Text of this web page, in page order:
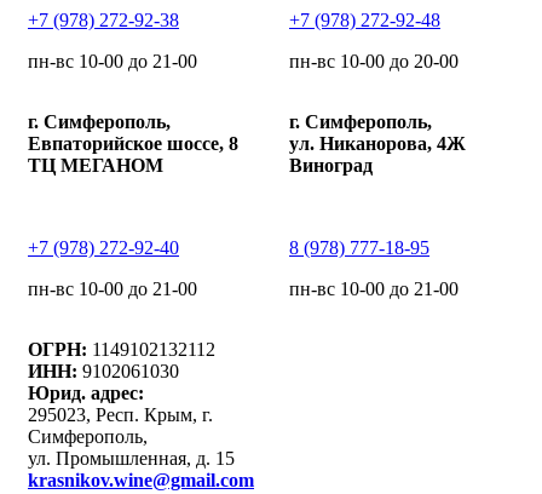
+7 (978) 272-92-38
пн-вс 10-00 до 21-00
+7 (978) 272-92-48
пн-вс 10-00 до 20-00
г. Симферополь,
Евпаторийское шоссе, 8
ТЦ МЕГАНОМ
+7 (978) 272-92-40
пн-вс 10-00 до 21-00
г. Симферополь,
ул. Никанорова, 4Ж
Виноград
8 (978) 777-18-95
пн-вс 10-00 до 21-00
ОГРН: 1149102132112
ИНН: 9102061030
Юрид. адрес:
295023, Респ. Крым, г.
Симферополь,
ул. Промышленная, д. 15
krasnikov.wine@gmail.com